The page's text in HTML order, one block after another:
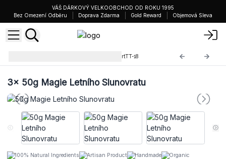
VÁŠ DÁRKOVÝ VELKOOBCHOD OD ROKU 1995
Bez Omezení Odběru
Doprava Zdarma Gold Reward Objemová Sleva
ArtTT-18
3x 50g Magie Letního Slunovratu
100% Natural Ingredients Artisan Product Handmade Organic